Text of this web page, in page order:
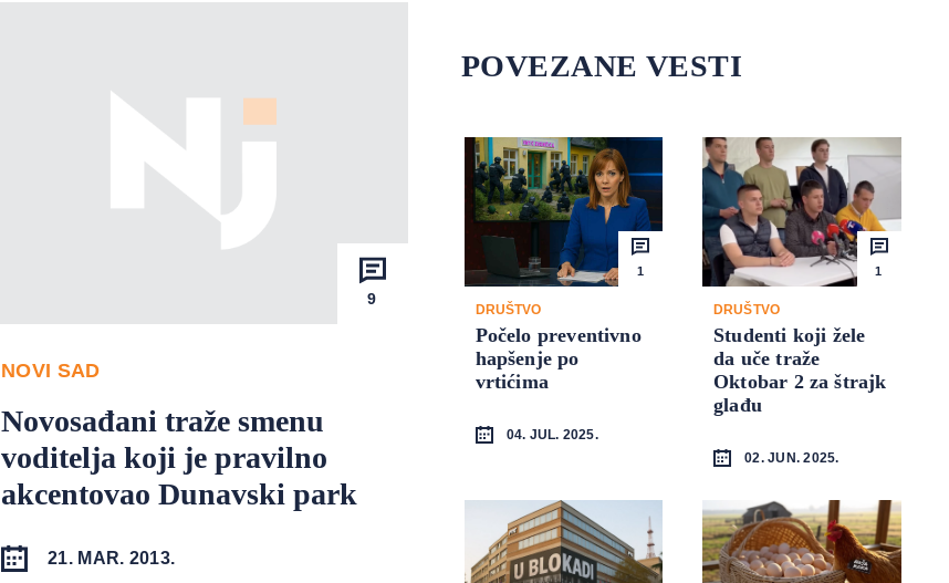
9
NOVI SAD
Novosađani traže smenu
voditelja koji je pravilno
akcentovao Dunavski park
21. MAR. 2013.
POVEZANE VESTI
1
DRUŠTVO
Počelo preventivno
hapšenje po
vrtićima
04. JUL. 2025.
1
DRUŠTVO
Studenti koji žele
da uče traže
Oktobar 2 za štrajk
glađu
02. JUN. 2025.